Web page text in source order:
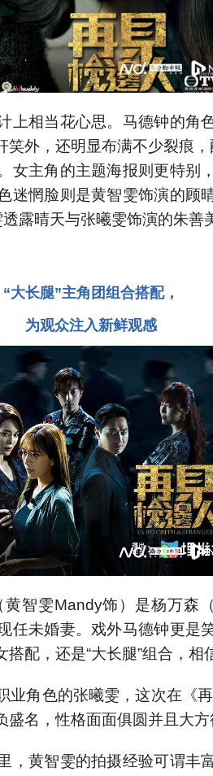
上相当花心思。马德钟的角
外，还明显布满不少裂痕，
女主角的主题海报则更特别
迷惘脸则是黄智雯饰演的顾
露晴天与张曦雯饰演的朱
“大长腿”主角团组合搭配，
为观众注入新鲜观感
智雯Mandy饰）是杨万森
任未婚妻。戏外马德钟更是
配，还是“大长腿”组合，相
业角色的张曦雯，这次在《
名，性格面面俱圆并且大方
，黄智雯的拍摄经验可谓丰